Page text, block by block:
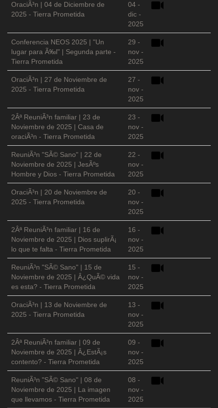
OraciÃ³n | 04 de Diciembre de
2025 - Tierra Prometida
04 -
dic -
2025
Conferencia NEOS 2025 | "Un
lugar para Ã‰l" | Segunda parte -
Tierra Prometida
29 -
nov -
2025
OraciÃ³n | 27 de Noviembre de
2025 - Tierra Prometida
27 -
nov -
2025
2Âª ReuniÃ³n familiar | 23 de
Noviembre de 2025 | Casa de
oraciÃ³n - Tierra Prometida
23 -
nov -
2025
ReuniÃ³n "SÃ© Sano" | 22 de
Noviembre de 2025 | JesÃºs
Hombre y Dios - Tierra Prometida
22 -
nov -
2025
OraciÃ³n | 20 de Noviembre de
2025 - Tierra Prometida
20 -
nov -
2025
2Âª ReuniÃ³n familiar | 16 de
Noviembre de 2025 | Dios suplirÃ¡
lo que te falta - Tierra Prometida
16 -
nov -
2025
ReuniÃ³n "SÃ© Sano" | 15 de
Noviembre de 2025 | Â¿QuÃ© vida
es esta? - Tierra Prometida
15 -
nov -
2025
OraciÃ³n | 13 de Noviembre de
2025 - Tierra Prometida
13 -
nov -
2025
2Âª ReuniÃ³n familiar | 09 de
Noviembre de 2025 | Â¿EstÃ¡s
contento? - Tierra Prometida
09 -
nov -
2025
ReuniÃ³n "SÃ© Sano" | 08 de
Noviembre de 2025 | La imagen
que llevamos - Tierra Prometida
08 -
nov -
2025